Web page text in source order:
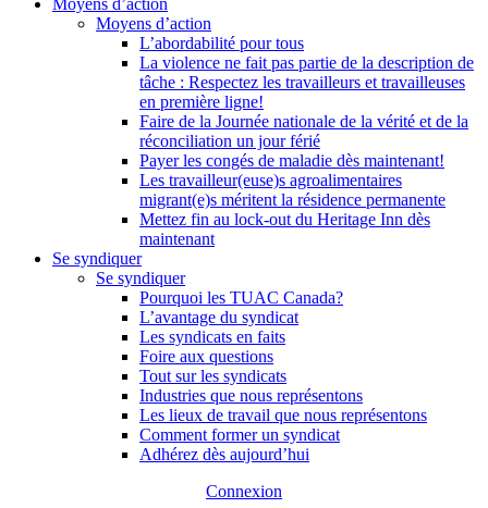
Moyens d’action
Moyens d’action
L’abordabilité pour tous
La violence ne fait pas partie de la description de
tâche : Respectez les travailleurs et travailleuses
en première ligne!
Faire de la Journée nationale de la vérité et de la
réconciliation un jour férié
Payer les congés de maladie dès maintenant!
Les travailleur(euse)s agroalimentaires
migrant(e)s méritent la résidence permanente
Mettez fin au lock-out du Heritage Inn dès
maintenant
Se syndiquer
Se syndiquer
Pourquoi les TUAC Canada?
L’avantage du syndicat
Les syndicats en faits
Foire aux questions
Tout sur les syndicats
Industries que nous représentons
Les lieux de travail que nous représentons
Comment former un syndicat
Adhérez dès aujourd’hui
Connexion